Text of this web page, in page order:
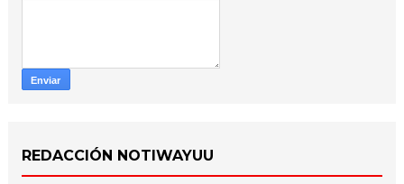
REDACCIÓN NOTIWAYUU